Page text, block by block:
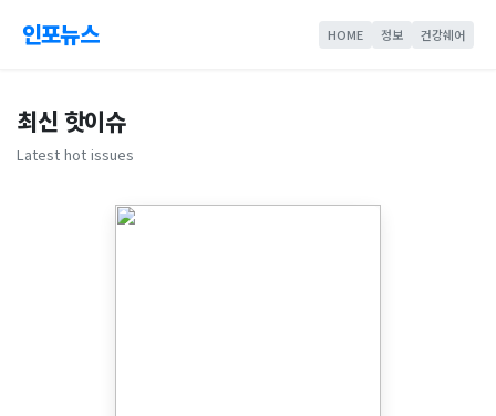
인포뉴스 HOME 정보 건강쉐어
최신 핫이슈
Latest hot issues